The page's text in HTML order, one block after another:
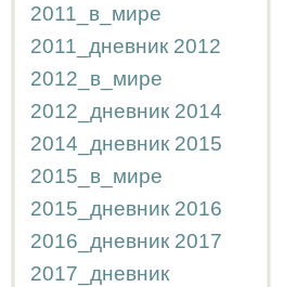
2011_в_мире
2011_дневник 2012
2012_в_мире
2012_дневник 2014
2014_дневник 2015
2015_в_мире
2015_дневник 2016
2016_дневник 2017
2017_дневник